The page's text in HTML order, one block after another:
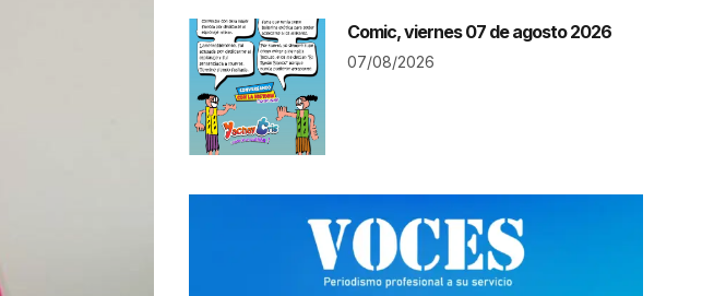
Comic, viernes 07 de agosto 2026
07/08/2026